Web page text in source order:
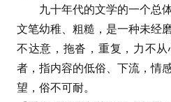
九十年代的文学的一个总
文笔幼稚、粗糙，是一种未经
不达意，拖沓，重复，力不
者，指内容的低俗、下流，情
望，俗不可耐。